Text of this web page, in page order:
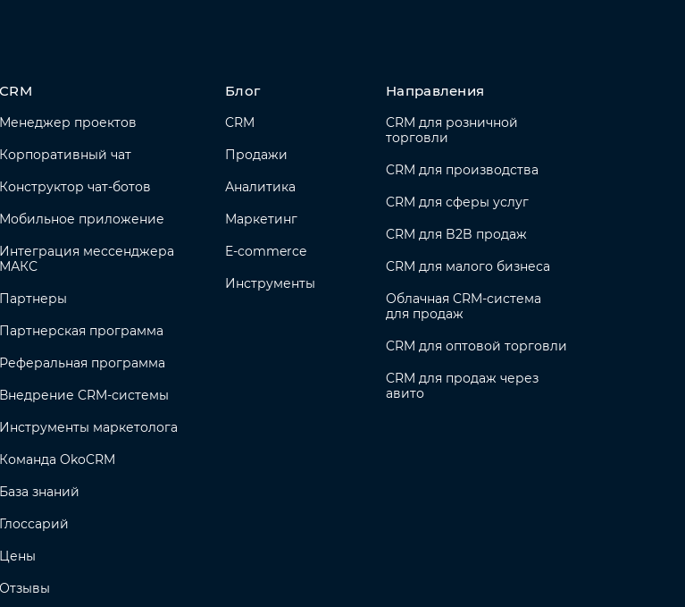
CRM
Менеджер проектов
Корпоративный чат
Конструктор чат-ботов
Мобильное приложение
Интеграция мессенджера
МАКС
Партнеры
Партнерская программа
Реферальная программа
Внедрение CRM-системы
Инструменты маркетолога
Команда OkoCRM
База знаний
Глоссарий
Цены
Отзывы
Блог
CRM
Продажи
Аналитика
Маркетинг
E-commerce
Инструменты
Направления
CRM для розничной
торговли
CRM для производства
CRM для сферы услуг
CRM для B2B продаж
CRM для малого бизнеса
Облачная CRM-система
для продаж
CRM для оптовой торговли
CRM для продаж через
авито